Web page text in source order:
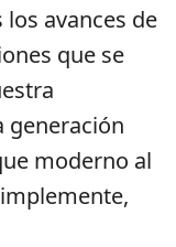
avances de
que se
generación
moderno al